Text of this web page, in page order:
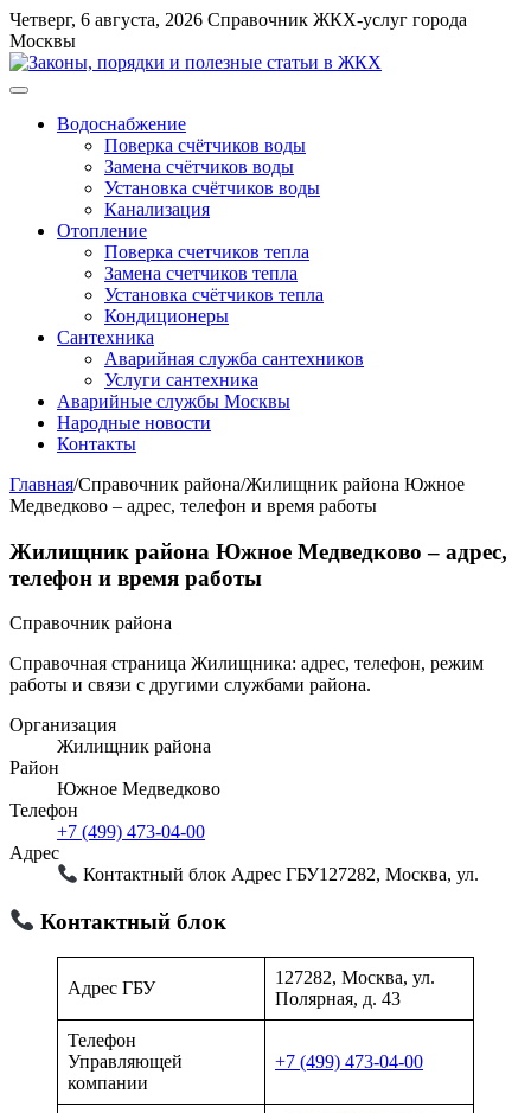
Перейти
к
содержимому
Четверг, 6 августа, 2026 Справочник ЖКХ-услуг города
Москвы
Меню
Водоснабжение
Поверка счётчиков воды
Замена счётчиков воды
Установка счётчиков воды
Канализация
Отопление
Поверка счетчиков тепла
Замена счетчиков тепла
Установка счётчиков тепла
Кондиционеры
Сантехника
Аварийная служба сантехников
Услуги сантехника
Аварийные службы Москвы
Народные новости
Контакты
Главная/Справочник района/Жилищник района Южное
Медведково – адрес, телефон и время работы
Жилищник района Южное Медведково – адрес,
телефон и время работы
Справочник района
Справочная страница Жилищника: адрес, телефон, режим
работы и связи с другими службами района.
Организация
Жилищник района
Район
Южное Медведково
Телефон
+7 (499) 473-04-00
Адрес
Контактный блок Адрес ГБУ127282, Москва, ул.
Контактный блок
Адрес ГБУ
127282, Москва, ул.
Полярная, д. 43
Телефон
Управляющей
компании
+7 (499) 473-04-00